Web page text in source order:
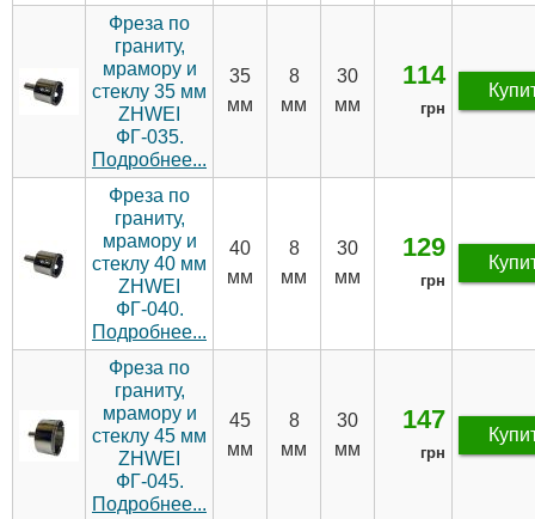
Фреза по
граниту,
мрамору и
стеклу 35 мм
ZHWEI
ФГ-035.
Подробнее...
35
мм
8
мм
30
мм
114
грн
Фреза по
граниту,
мрамору и
стеклу 40 мм
ZHWEI
ФГ-040.
Подробнее...
40
мм
8
мм
30
мм
129
грн
Фреза по
граниту,
мрамору и
стеклу 45 мм
ZHWEI
ФГ-045.
Подробнее...
45
мм
8
мм
30
мм
147
грн